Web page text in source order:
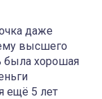
даже
высшего
была хорошая
ещё 5 лет